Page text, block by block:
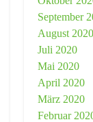
September
August 2020
Juli 2020
Mai 2020
April 2020
März 2020
Februar